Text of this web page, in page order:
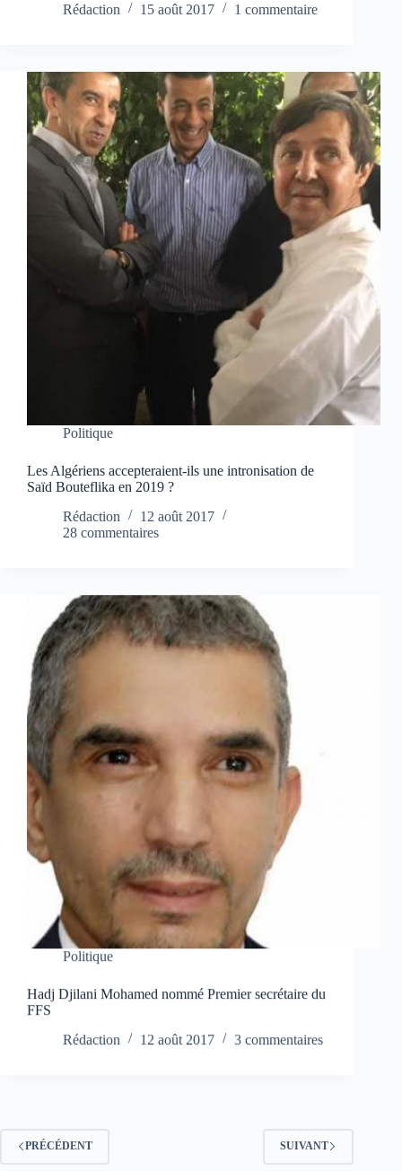
Rédaction
15 août 2017 1 commentaire
Politique
Les Algériens accepteraient-ils une intronisation de
Saïd Bouteflika en 2019 ?
Rédaction
12 août 2017
28 commentaires
Politique
Hadj Djilani Mohamed nommé Premier secrétaire du
FFS
Rédaction
12 août 2017 3 commentaires
PRÉCÉDENT SUIVANT